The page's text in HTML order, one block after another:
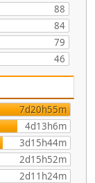
88
84
79
46
7d20h55m
4d13h6m
3d15h44m
2d15h52m
2d11h24m